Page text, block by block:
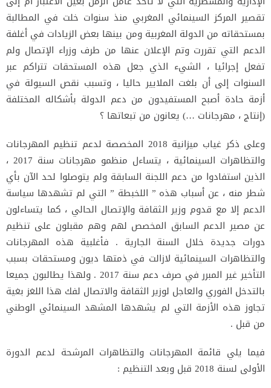
تقصير المركز السينمائي المغربي منذ سنوات خلت في المطالبة
بمستحقاته من الدولة المغربية ومن بينها بعض الزيادات في أغلفة
الدعم التي تقررت وتم الإعلان عنها من طرف وزراء الإتصال ولم
تفعل إجرائيا ، الشيء الذي جعل هذه المستحقات تتراكم عبر
السنوات إلى أن بلغت الملايير حاليا ، وتسبب نقص السيولة في
أزمة حادة أصبح المستفيدون من دعم الدولة بأشكاله المختلفة
(إنتاج ، مهرجانات …) يعانون من تبعاتها ؟
وعلى ذكر غياب ميزانية 2018 المخصصة لدعم تنظيم المهرجانات
والتظاهرات السينمائية ، يتساءل منظمو مهرجانات سنة 2017 ،
الذين استفادوا من دعم اللجنة السابقة ولم يتوصلوا لحد الآن بأي
شطر منه ، عن أسباب هذه ” اللخبطة ” التي لم تشهدها سياسة
الدعم إلا مع قدوم وزير الثقافة والإتصال الحالي ، كما يتساءلون
عن مصير الدعم السابق المخصص لهم وهم مقبلون على تنظيم
دورات جديدة خلال السنة الجارية . فأغلبية هذه المهرجانات
والتظاهرات السينمائية لازالت في ذمتها ديون ومستحقات بسبب
التأخير غير المبرر في صرف دعم سنة 2017 . ولهذا يطالبون جميعا
بالتدخل الفوري والعاجل لوزير الثقافة والاتصال لفك هذا اللغز بغية
تجاوز هذه الأزمة التي لم يشهدها المشهد السينمائي الوطني
من قبل .
فيما يلي قائمة المهرجانات والتظاهرات المرشحة لدعم الدورة
الأولى لسنة 2018 قبل وبعد التنظيم :